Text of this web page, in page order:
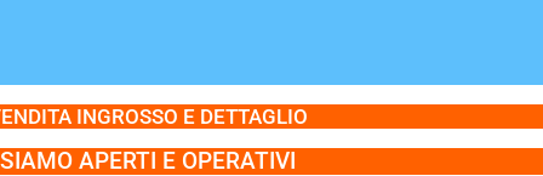
INGROSSO E DETTAGLIO
SIAMO APERTI E OPERATIVI